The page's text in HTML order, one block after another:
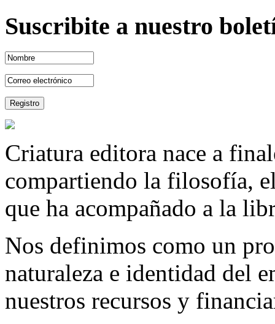
Suscribite a nuestro
Criatura editora nace a
compartiendo la filosofía,
que ha acompañado a la
Nos definimos como un
naturaleza e identidad del
nuestros recursos y